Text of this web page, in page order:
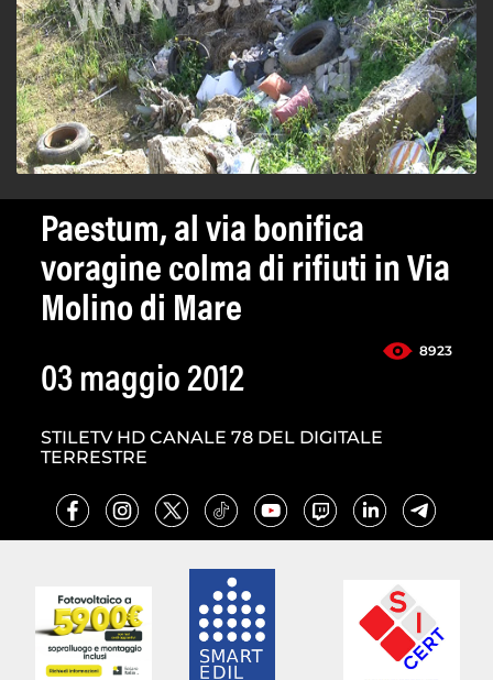
Paestum, al via bonifica
voragine colma di rifiuti in Via
Molino di Mare
8923
03 maggio 2012
STILETV HD CANALE 78 DEL DIGITALE
TERRESTRE